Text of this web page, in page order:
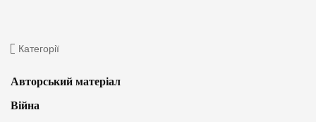
Категорії
Авторський матеріал
Війна